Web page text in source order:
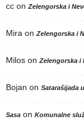
cc on Zelengorska i
Mira on Zelengorska i
Milos on Zelengorska i
Bojan on Satarašijada
Sasa on Komunalne